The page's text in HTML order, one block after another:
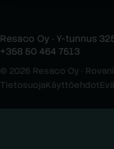
Resaco Oy · Y-tunnus
+358 50 464 7513
© 2026 Resaco Oy ·
TietosuojaKäyttöehdot